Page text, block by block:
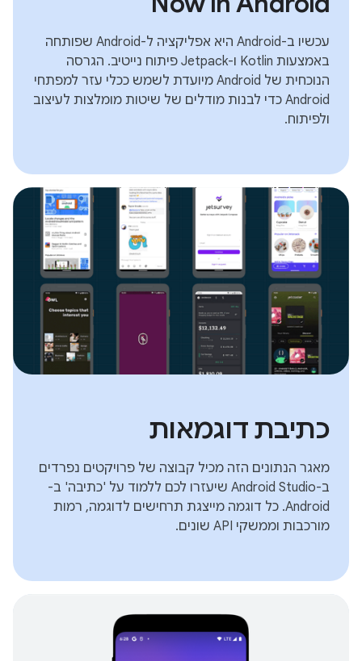
עכשיו ב-Android היא אפליקציה ל-Android שפותחה
באמצעות Kotlin ו-Jetpack פיתוח נייטיב. הגרסה
הנוכחית של Android מיועדת לשמש ככלי עזר למפתחי
Android כדי לבנות מודלים של שיטות מומלצות לעיצוב
ולפיתוח.
כתיבת דוגמאות
מאגר הנתונים הזה מכיל קבוצה של פרויקטים נפרדים
ב-Android Studio שיעזרו לכם ללמוד על 'כתיבה' ב-
Android. כל דוגמה מייצגת תרחישים לדוגמה, רמות
מורכבות וממשקי API שונים.